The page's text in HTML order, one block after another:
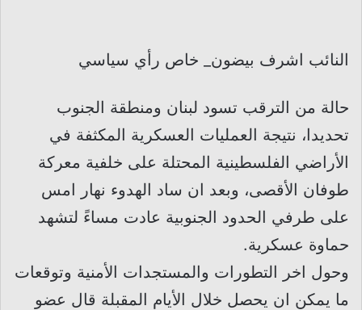
النائب اشرف بيضون_ خاص رأي سياسي
حالة من الترقب تسود لبنان ومنطقة الجنوب
تحديدا، نتيجة العمليات العسكرية المكثفة في
الأراضي الفلسطينية المحتلة على خلفية معركة
طوفان الأقصى، وبعد ان ساد الهدوء نهار امس
على طرفي الحدود الجنوبية عادت مساءً لتشهد
حماوة عسكرية.
وحول اخر التطورات والمستجدات الأمنية وتوقعات
ما يمكن ان يحصل خلال الأيام المقبلة قال عضو